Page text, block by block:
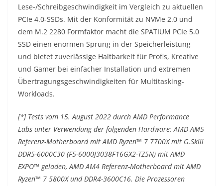
Lese-/Schreibgeschwindigkeit im Vergleich zu aktuellen
PCIe 4.0-SSDs. Mit der Konformität zu NVMe 2.0 und
dem M.2 2280 Formfaktor macht die SPATIUM PCIe 5.0
SSD einen enormen Sprung in der Speicherleistung
und bietet zuverlässige Haltbarkeit für Profis, Kreative
und Gamer bei einfacher Installation und extremen
Übertragungsgeschwindigkeiten für Multitasking-
Workloads.
[*] Tests vom 15. August 2022 durch AMD Performance
Labs unter Verwendung der folgenden Hardware: AMD AM5
Referenz-Motherboard mit AMD Ryzen™ 7 7700X mit G.Skill
DDR5-6000C30 (F5-6000J3038F16GX2-TZ5N) mit AMD
EXPO™ geladen, AMD AM4 Referenz-Motherboard mit AMD
Ryzen™ 7 5800X und DDR4-3600C16. Die Prozessoren